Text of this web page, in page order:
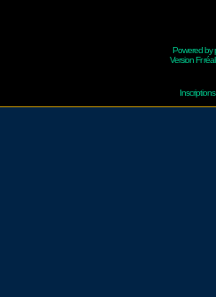
Powered by
Version Fr